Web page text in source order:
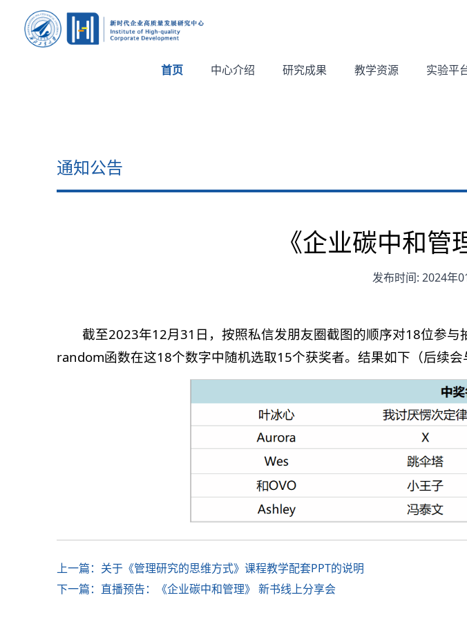
首页 中心介绍 研究成果 教学资源 实验平
通知公告
《企业碳中和
发布时间: 2024年
截至2023年12月31日，按照私信发朋友圈截图的顺序对18位参
random函数在这18个数字中随机选取15个获奖者。结果如下（后续会
上一篇：关于《管理研究的思维方式》课程教学配套PPT的说明
下一篇：直播预告：《企业碳中和管理》 新书线上分享会